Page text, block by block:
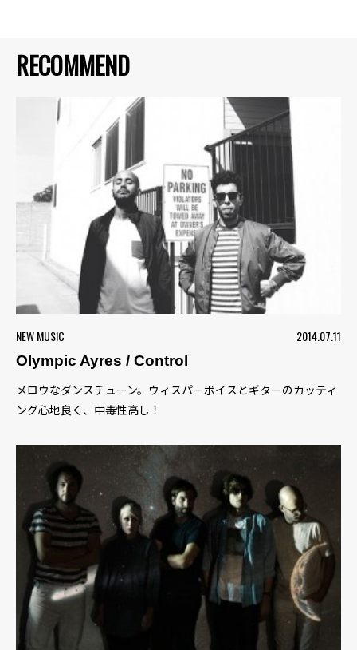
RECOMMEND
NEW MUSIC
2014.07.11
Olympic Ayres / Control
メロウなダンスチューン。ウィスパーボイスとギターのカッティ
ング心地良く、中毒性高し！